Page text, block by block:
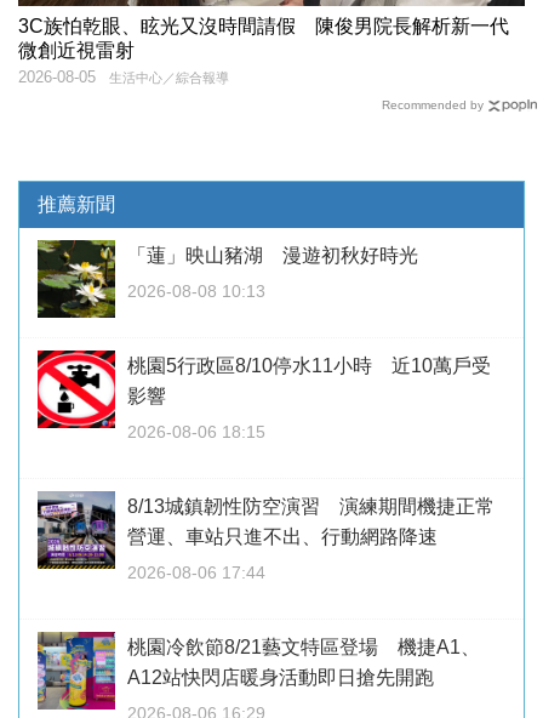
3C族怕乾眼、眩光又沒時間請假 陳俊男院長解析新一代
微創近視雷射
生活中心／綜合報導
2026-08-05
Recommended by
推薦新聞
「蓮」映山豬湖 漫遊初秋好時光
2026-08-08 10:13
桃園5行政區8/10停水11小時 近10萬戶受
影響
2026-08-06 18:15
8/13城鎮韌性防空演習 演練期間機捷正常
營運、車站只進不出、行動網路降速
2026-08-06 17:44
桃園冷飲節8/21藝文特區登場 機捷A1、
A12站快閃店暖身活動即日搶先開跑
2026-08-06 16:29